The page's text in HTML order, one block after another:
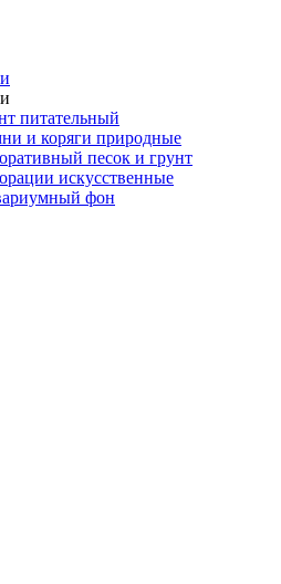
питательный
и коряги природные
песок и грунт
искусственные
фон